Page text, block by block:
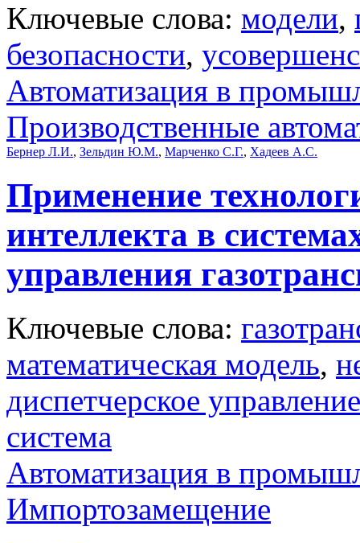
Ключевые слова: модели,
безопасности,
Автоматизация в
Производственные
Бернер Л.И., Зельдин Ю.М., Марченко С.Г., Хадеев А.С.
Применение
интеллекта в
управления
Ключевые слова:
математическая модель,
диспетчерское управление
система
Автоматизация в
Импортозамещение